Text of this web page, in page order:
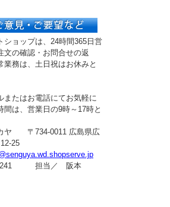
ショップは、24時間365日営
文の確認・お問合せの返
業務は、土日祝はお休みと
またはお電話にてお気軽に
は、 営業日の9時～17時と
ヤ 〒734-0011 広島県広
25
7241 担当／ 阪本